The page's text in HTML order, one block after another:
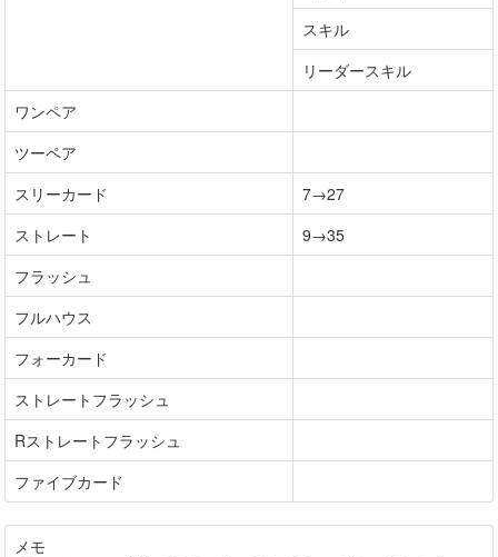
スキル
リーダースキル
ワンペア
ツーペア
スリーカード
7→27
ストレート
9→35
フラッシュ
フルハウス
フォーカード
ストレートフラッシュ
Rストレートフラッシュ
ファイブカード
メモ